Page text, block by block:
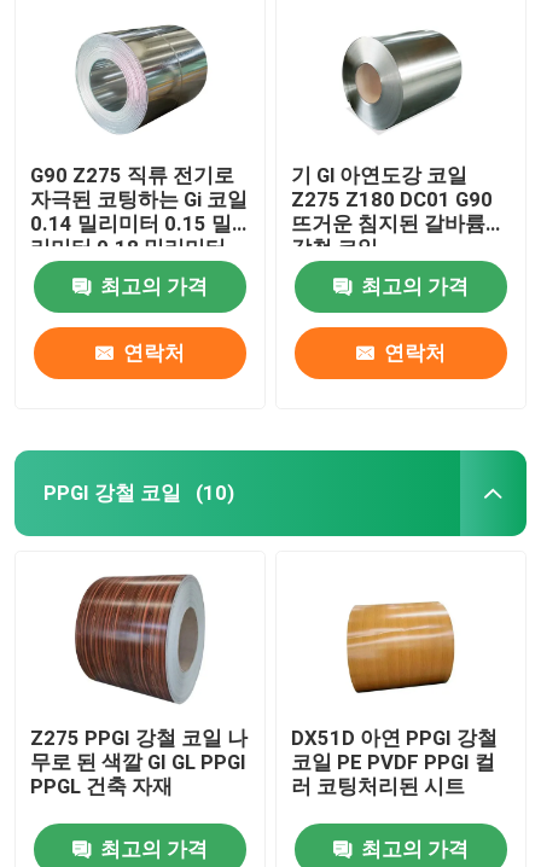
G90 Z275 직류 전기로
자극된 코팅하는 Gi 코일
0.14 밀리미터 0.15 밀
리미터 0.18 밀리미터
0.26 밀리미터
최고의 가격
연락처
기 Gl 아연도강 코일
Z275 Z180 DC01 G90
뜨거운 침지된 갈바륨
강철 코일
최고의 가격
연락처
PPGI 강철 코일 (10)
Z275 PPGI 강철 코일 나
무로 된 색깔 GI GL PPGI
PPGL 건축 자재
최고의 가격
DX51D 아연 PPGI 강철
코일 PE PVDF PPGI 컬
러 코팅처리된 시트
최고의 가격